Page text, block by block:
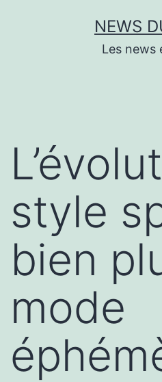
NEWS
Les news
style
bien
mode